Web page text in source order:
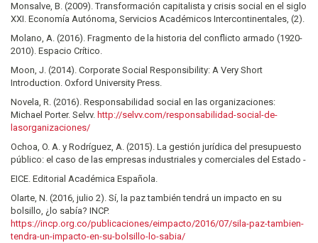
Monsalve, B. (2009). Transformación capitalista y crisis social en el siglo
XXI. Economía Autónoma, Servicios Académicos Intercontinentales, (2).
Molano, A. (2016). Fragmento de la historia del conflicto armado (1920-
2010). Espacio Crítico.
Moon, J. (2014). Corporate Social Responsibility: A Very Short
Introduction. Oxford University Press.
Novela, R. (2016). Responsabilidad social en las organizaciones:
Michael Porter. Selvv. http://selvv.com/responsabilidad-social-de-
lasorganizaciones/
Ochoa, O. A. y Rodríguez, A. (2015). La gestión jurídica del presupuesto
público: el caso de las empresas industriales y comerciales del Estado -
EICE. Editorial Académica Española.
Olarte, N. (2016, julio 2). Sí, la paz también tendrá un impacto en su
bolsillo, ¿lo sabía? INCP.
https://incp.org.co/publicaciones/eimpacto/2016/07/sila-paz-tambien-
tendra-un-impacto-en-su-bolsillo-lo-sabia/